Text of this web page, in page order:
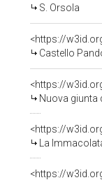
S. Orsola
<https://
Castello
<https://
Nuova giunta di varii
<https://
La Immacolata
<https://